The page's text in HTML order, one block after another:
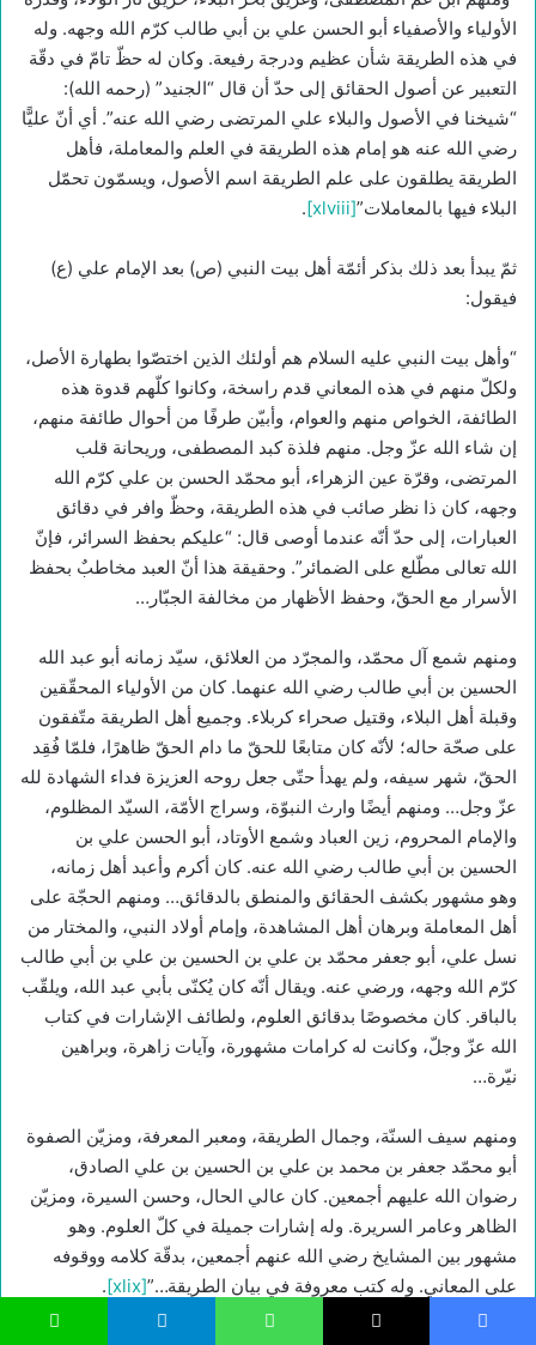
الأولياء والأصفياء أبو الحسن علي بن أبي طالب كرّم الله وجهه. وله
في هذه الطريقة شأن عظيم ودرجة رفيعة. وكان له حظّ تامّ في دقّة
التعبير عن أصول الحقائق إلى حدّ أن قال “الجنيد” (رحمه الله):
“شيخنا في الأصول والبلاء علي المرتضى رضي الله عنه”. أي أنّ عليًّا
رضي الله عنه هو إمام هذه الطريقة في العلم والمعاملة، فأهل
الطريقة يطلقون على علم الطريقة اسم الأصول، ويسمّون تحمّل
البلاء فيها بالمعاملات”[xlviii]
.
ثمّ يبدأ بعد ذلك بذكر أئمّة أهل بيت النبي (ص) بعد الإمام علي (ع)
فيقول:
“وأهل بيت النبي عليه السلام هم أولئك الذين اختصّوا بطهارة الأصل،
ولكلّ منهم في هذه المعاني قدم راسخة، وكانوا كلّهم قدوة هذه
الطائفة، الخواص منهم والعوام، وأبيّن طرفًا من أحوال طائفة منهم،
إن شاء الله عزّ وجل. منهم فلذة كبد المصطفى، وريحانة قلب
المرتضى، وقرّة عين الزهراء، أبو محمّد الحسن بن علي كرّم الله
وجهه، كان ذا نظر صائب في هذه الطريقة، وحظّ وافر في دقائق
العبارات، إلى حدّ أنّه عندما أوصى قال: “عليكم بحفظ السرائر، فإنّ
الله تعالى مطّلع على الضمائر”. وحقيقة هذا أنّ العبد مخاطبٌ بحفظ
الأسرار مع الحقّ، وحفظ الأظهار من مخالفة الجبّار…
ومنهم شمع آل محمّد، والمجرّد من العلائق، سيّد زمانه أبو عبد الله
الحسين بن أبي طالب رضي الله عنهما. كان من الأولياء المحقّقين
وقبلة أهل البلاء، وقتيل صحراء كربلاء. وجميع أهل الطريقة متّفقون
على صحّة حاله؛ لأنّه كان متابعًا للحقّ ما دام الحقّ ظاهرًا، فلمّا فُقِد
الحقّ، شهر سيفه، ولم يهدأ حتّى جعل روحه العزيزة فداء الشهادة لله
عزّ وجل… ومنهم أيضًا وارث النبوّة، وسراج الأمّة، السيّد المظلوم،
والإمام المحروم، زين العباد وشمع الأوتاد، أبو الحسن علي بن
الحسين بن أبي طالب رضي الله عنه. كان أكرم وأعبد أهل زمانه،
وهو مشهور بكشف الحقائق والمنطق بالدقائق… ومنهم الحجّة على
أهل المعاملة وبرهان أهل المشاهدة، وإمام أولاد النبي، والمختار من
نسل علي، أبو جعفر محمّد بن علي بن الحسين بن علي بن أبي طالب
كرّم الله وجهه، ورضي عنه. ويقال أنّه كان يُكنّى بأبي عبد الله، ويلقّب
بالباقر. كان مخصوصًا بدقائق العلوم، ولطائف الإشارات في كتاب
الله عزّ وجلّ، وكانت له كرامات مشهورة، وآيات زاهرة، وبراهين
نيّرة…
ومنهم سيف السنّة، وجمال الطريقة، ومعبر المعرفة، ومزيّن الصفوة
أبو محمّد جعفر بن محمد بن علي بن الحسين بن علي الصادق،
رضوان الله عليهم أجمعين. كان عالي الحال، وحسن السيرة، ومزيّن
الظاهر وعامر السريرة. وله إشارات جميلة في كلّ العلوم. وهو
مشهور بين المشايخ رضي الله عنهم أجمعين، بدقّة كلامه ووقوفه
على المعاني. وله كتب معروفة في بيان الطريقة…”[xlix]
.